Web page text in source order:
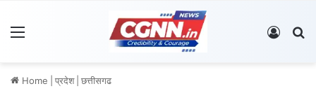
Log In
Home प्रदेश छत्तीसगढ